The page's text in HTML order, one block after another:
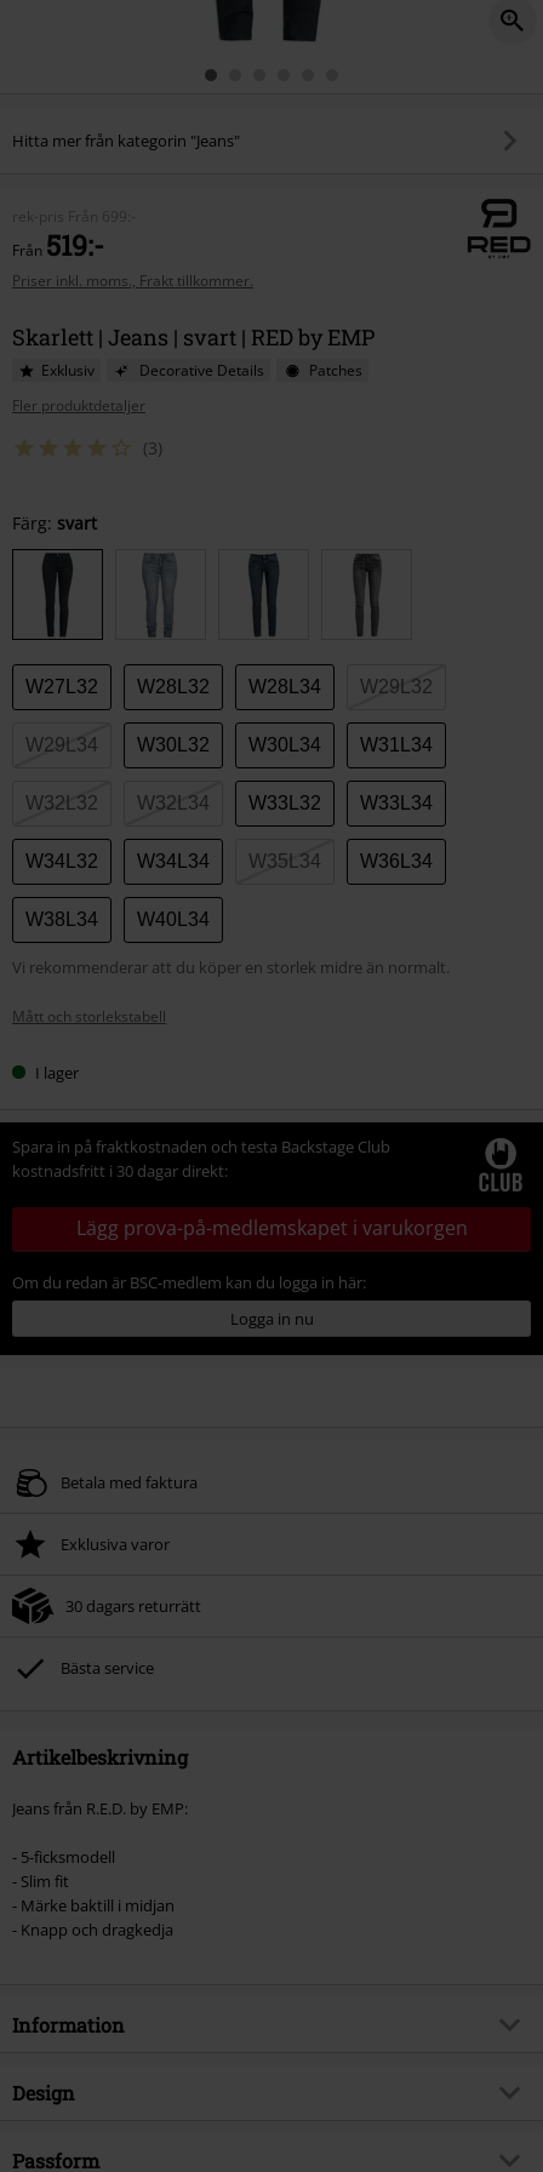
Hitta mer från kategorin "Jeans"
rek-pris Från 699:-
Från 519:-
Priser inkl. moms., Frakt tillkommer.
Skarlett | Jeans | svart | RED by EMP
Exklusiv Decorative Details
Patches
Fler produktdetaljer
(3)
Välj
din
storlek
Färg: svart
W27L32 W28L32 W28L34 W29L32
W29L34 W30L32 W30L34 W31L34
W32L32 W32L34 W33L32 W33L34
W34L32 W34L34 W35L34 W36L34
W38L34 W40L34
Vi rekommenderar att du köper en storlek midre än normalt.
Mått och storlekstabell
I lager
Spara in på fraktkostnaden och testa Backstage Club
kostnadsfritt i 30 dagar direkt:
Lägg prova-på-medlemskapet i varukorgen
Om du redan är BSC-medlem kan du logga in här:
Logga in nu
Betala med faktura
Exklusiva varor
30 dagars returrätt
Bästa service
Artikelbeskrivning
Jeans från R.E.D. by EMP:
- 5-ficksmodell
- Slim fit
- Märke baktill i midjan
- Knapp och dragkedja
Information
Artikelnummer
Brand
Design
Produkttyp
Passform